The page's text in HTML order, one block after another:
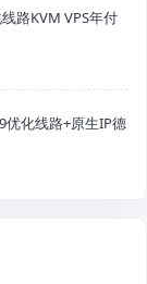
路KVM VPS年付
优化线路+原生IP德